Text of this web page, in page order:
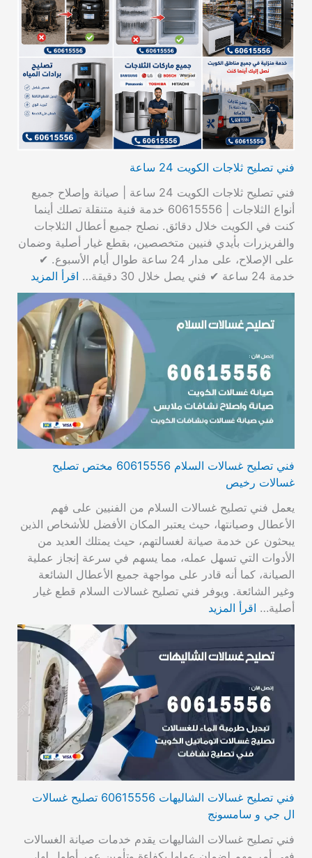
فني تصليح ثلاجات الكويت 24 ساعة
فني تصليح ثلاجات الكويت 24 ساعة | صيانة وإصلاح جميع
أنواع الثلاجات | 60615556 خدمة فنية متنقلة تصلك أينما
كنت في الكويت خلال دقائق. نصلح جميع أعطال الثلاجات
والفريزرات بأيدي فنيين متخصصين، بقطع غيار أصلية وضمان
على الإصلاح، على مدار 24 ساعة طوال أيام الأسبوع. ✔
خدمة 24 ساعة ✔ فني يصل خلال 30 دقيقة…
اقرأ المزيد
فني تصليح غسالات السلام 60615556 مختص تصليح
غسالات رخيص
يعمل فني تصليح غسالات السلام من الفنيين على فهم
الأعطال وصيانتها، حيث يعتبر المكان الأفضل للأشخاص الذين
يبحثون عن خدمة صيانة لغسالتهم، حيث يمتلك العديد من
الأدوات التي تسهل عمله، مما يسهم في سرعة إنجاز عملية
الصيانة، كما أنه قادر على مواجهة جميع الأعطال الشائعة
وغير الشائعة. ويوفر فني تصليح غسالات السلام قطع غيار
أصلية… اقرأ المزيد
فني تصليح غسالات الشاليهات 60615556 تصليح غسالات
ال جي و سامسونج
فني تصليح غسالات الشاليهات يقدم خدمات صيانة الغسالات